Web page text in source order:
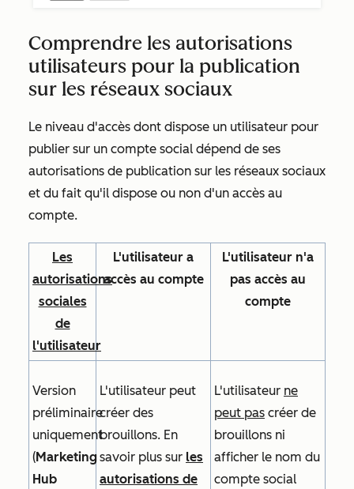
Comprendre les autorisations
utilisateurs pour la publication
sur les réseaux sociaux
Le niveau d'accès dont dispose un utilisateur pour
publier sur un compte social dépend de ses
autorisations de publication sur les réseaux sociaux
et du fait qu'il dispose ou non d'un accès au
compte.
Les
autorisations
sociales
de
l'utilisateur
L'utilisateur a
accès au compte
L'utilisateur n'a
pas accès au
compte
Version
préliminaire
uniquement
(Marketing
Hub
L'utilisateur peut
créer des
brouillons. En
savoir plus sur les
autorisations de
L'utilisateur ne
peut pas créer de
brouillons ni
afficher le nom du
compte social